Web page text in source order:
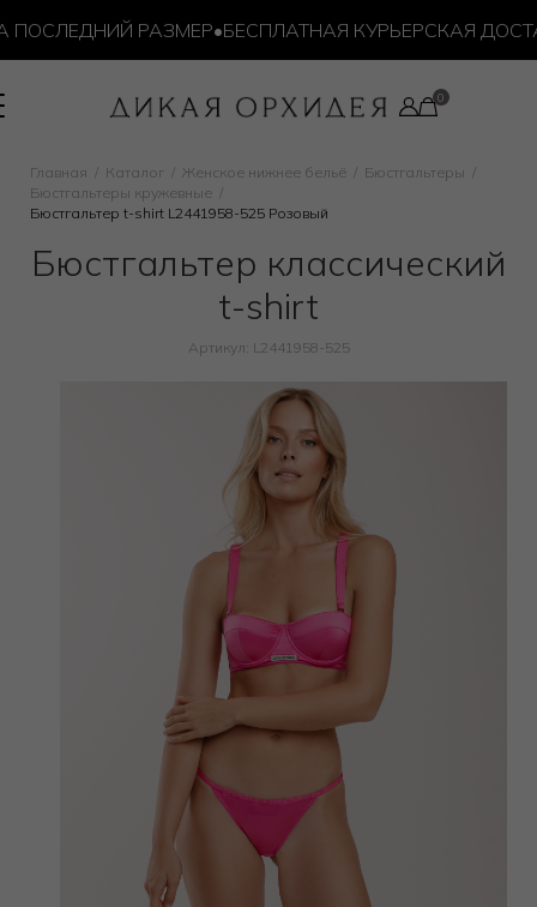
РАЗМЕР•БЕСПЛАТНАЯ КУРЬЕРСКАЯ
Главная Каталог Женское нижнее бельё
Бюстгальтеры
Бюстгальтеры кружевные
Бюстгальтер t-shirt L2441958-525 Розовый
Бюстгальтер классический
t-shirt
Артикул: L2441958-525